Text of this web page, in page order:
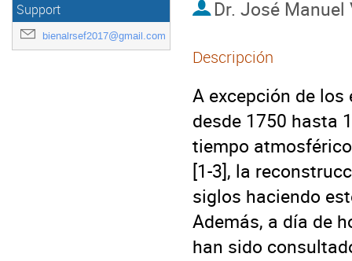
Support
bienalrsef2017@gmail.com
Dr. José Manuel
Descripción
A excepción de
desde 1750 hasta
tiempo
[1-3], la
siglos haciendo
Además, a día de
han sido